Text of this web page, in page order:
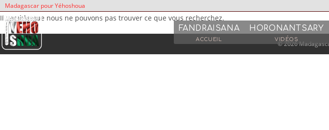
Madagascar pour Yéhoshoua
FANDRAISANA
ACCUEIL
HORONANTSARY
VIDÉOS
Il semble que nous ne pouvons pas trouver ce que vous recherchez.
© 2026